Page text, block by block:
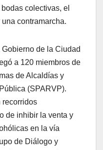
colectivas, el
contramarcha.
de la Ciudad
a 120 miembros de
de Alcaldías y
(SPARVP).
recorridos
de inhibir la venta y
en la vía
de Diálogo y